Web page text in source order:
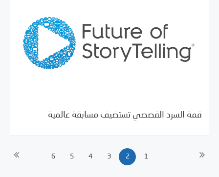
قمة السرد القصصي تستضيف مسابقة عالمية
1
2
3
4
5
6